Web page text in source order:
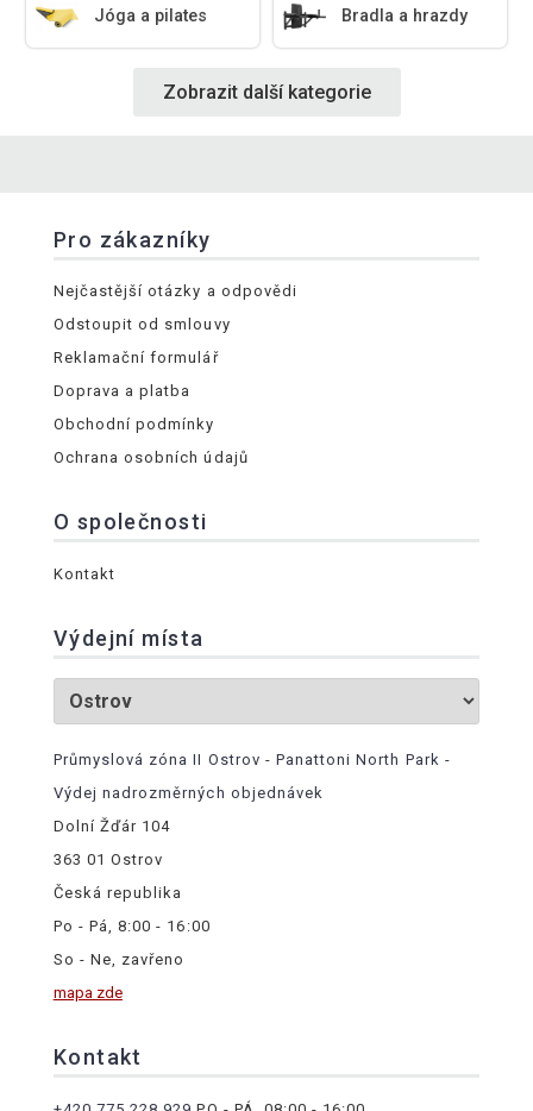
Jóga a pilates Bradla a hrazdy
Zobrazit další kategorie
Pro zákazníky
Nejčastější otázky a odpovědi
Odstoupit od smlouvy
Reklamační formulář
Doprava a platba
Obchodní podmínky
Ochrana osobních údajů
O společnosti
Kontakt
Výdejní místa
Průmyslová zóna II Ostrov - Panattoni North Park -
Výdej nadrozměrných objednávek
Dolní Žďár 104
363 01 Ostrov
Česká republika
Po - Pá, 8:00 - 16:00
So - Ne, zavřeno
mapa zde
Kontakt